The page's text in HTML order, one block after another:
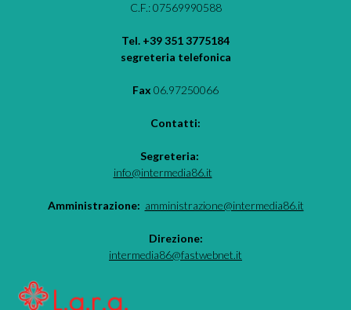
C.F.: 07569990588
Tel. +39 351 3775184
segreteria telefonica
Fax 06.97250066
Contatti:
Segreteria:
info@intermedia86.it
Amministrazione: amministrazione@intermedia86.it
Direzione:
intermedia86@fastwebnet.it